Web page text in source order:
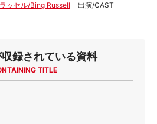
ッセル/Bing Russell
出演/CAST
録されている資料
TITLE